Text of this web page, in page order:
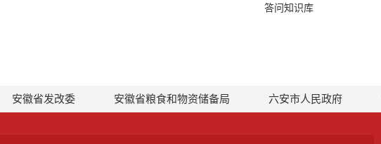
答问知识库
安徽省发改委 安徽省粮食和物资储备局 六安市人民政府